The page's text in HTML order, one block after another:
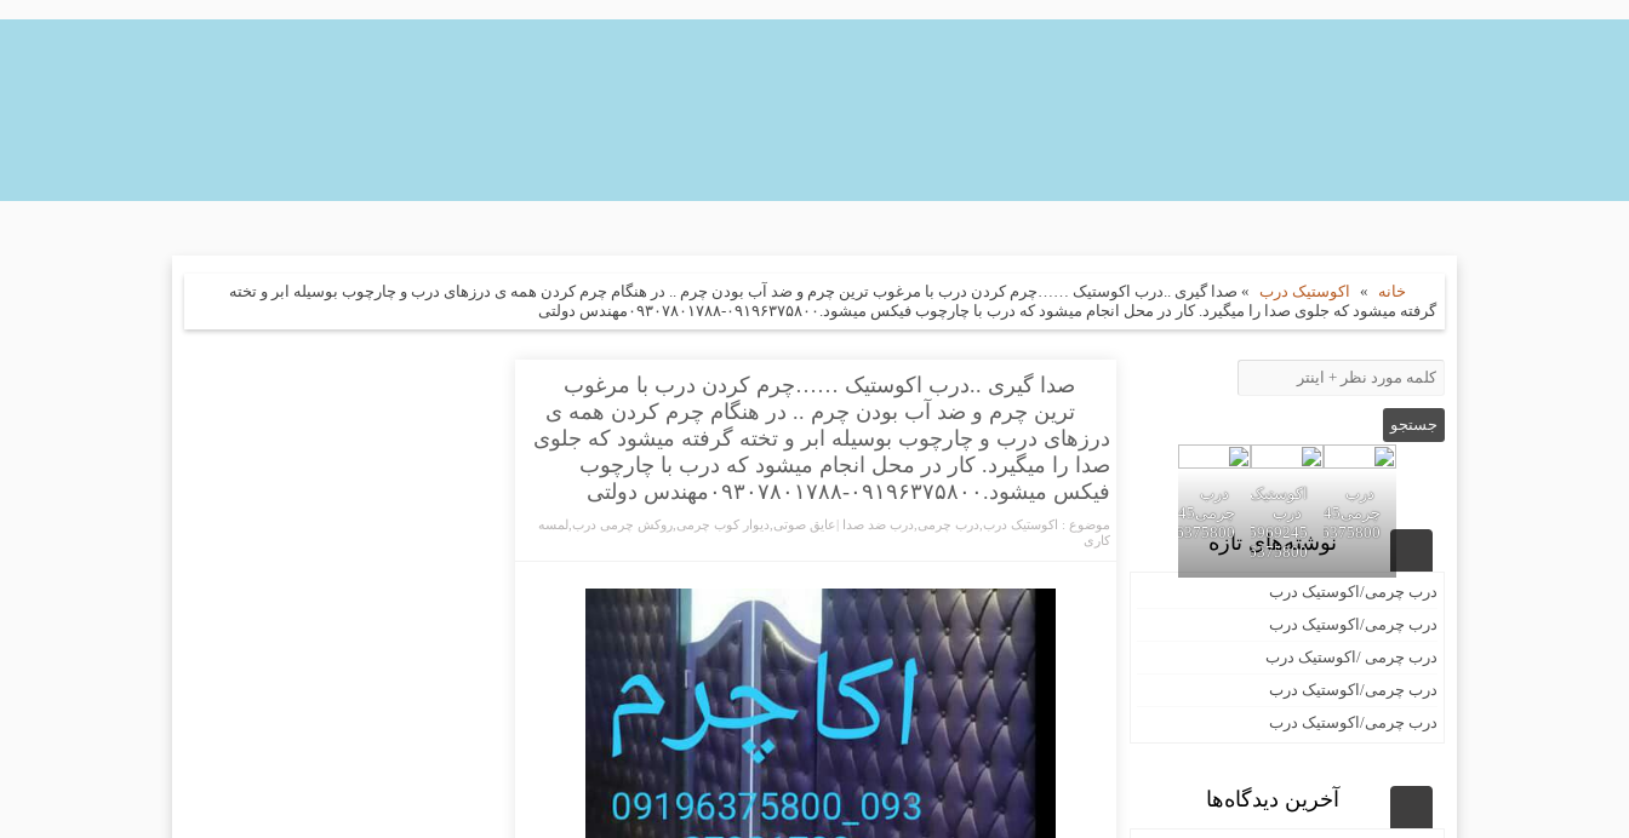
خانه » اکوستیک درب » صدا گیری ..درب اکوستیک ……چرم کردن درب با مرغوب ترین چرم و ضد آب بودن چرم .. در هنگام چرم کردن همه ی درزهای درب و چارچوب بوسیله ابر و تخته
گرفته میشود که جلوی صدا را میگیرد. کار در محل انجام میشود که درب با چارچوب فیکس میشود.۰۹۱۹۶۳۷۵۸۰۰-۰۹۳۰۷۸۰۱۷۸۸مهندس دولتی
صدا گیری ..درب اکوستیک ……چرم کردن درب با مرغوب
ترین چرم و ضد آب بودن چرم .. در هنگام چرم کردن همه ی
درزهای درب و چارچوب بوسیله ابر و تخته گرفته میشود که جلوی
صدا را میگیرد. کار در محل انجام میشود که درب با چارچوب
فیکس میشود.۰۹۱۹۶۳۷۵۸۰۰-۰۹۳۰۷۸۰۱۷۸۸مهندس دولتی
موضوع : اکوستیک درب درب چرمی درب ضد صدا |عایق صوتی دیوار کوب چرمی ,روکش چرمی درب لمسه
کاری
درب
09196375800
اکوستیک
درب
02155969245-
09196375800
درب
09196375800نوشته‌های تازه
درب چرمی/اکوستیک درب
درب چرمی/اکوستیک درب
درب چرمی /اکوستیک درب
درب چرمی/اکوستیک درب
درب چرمی/اکوستیک درب
آخرین دیدگاه‌ها